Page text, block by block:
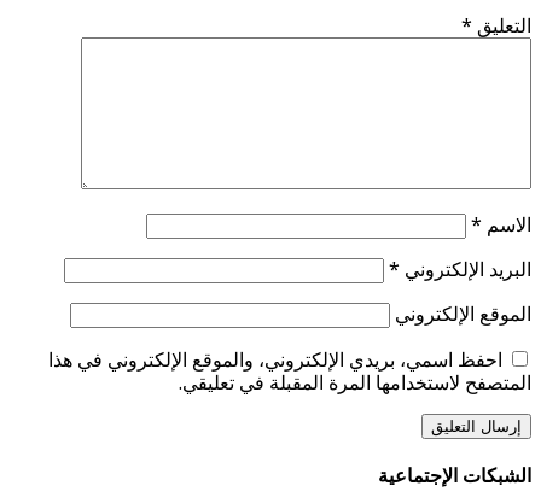
التعليق *
الاسم *
البريد الإلكتروني *
الموقع الإلكتروني
احفظ اسمي، بريدي الإلكتروني، والموقع الإلكتروني في هذا
المتصفح لاستخدامها المرة المقبلة في تعليقي.
الشبكات الإجتماعية